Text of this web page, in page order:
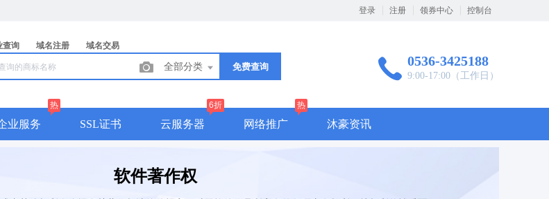
登录 注册 领券中心 控制台
查询 域名注册 域名交易
全部分类 免费查询 0536-3425188
9:00-17:00（工作日）
业服务
热
SSL证书 云服务器
6折
网络推广
热
沐豪资讯
软件著作权